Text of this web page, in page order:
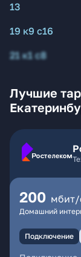
13
19 к9 с16
21 к1 с8
Лучшие
200 мбит/
Домашний
Подключение